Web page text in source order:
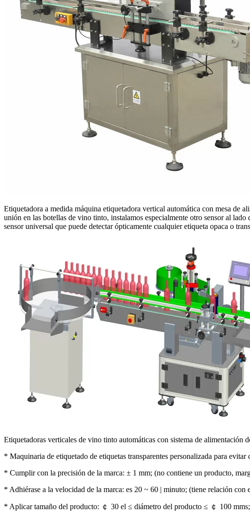
Etiquetadora a medida máquina etiquetadora vertical automática con mesa de
unión en las botellas de vino tinto, instalamos especialmente otro sensor al
sensor universal que puede detectar ópticamente cualquier etiqueta opaca o
Etiquetadoras verticales de vino tinto automáticas con sistema de alimentación
* Maquinaria de etiquetado de etiquetas transparentes personalizada para
* Cumplir con la precisión de la marca: ± 1 mm; (no contiene un producto,
* Adhiérase a la velocidad de la marca: es 20 ~ 60 | minuto; (tiene relación con
* Aplicar tamaño del producto: ￠ 30 el ≤ diámetro del producto ≤ ￠ 100 mms;